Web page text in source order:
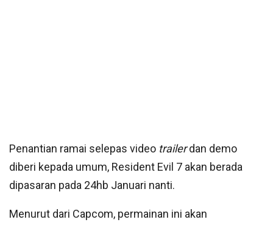
Penantian ramai selepas video trailerdan demo
diberi kepada umum, Resident Evil 7 akan berada
dipasaran pada 24hb Januari nanti.
Menurut dari Capcom, permainan ini akan